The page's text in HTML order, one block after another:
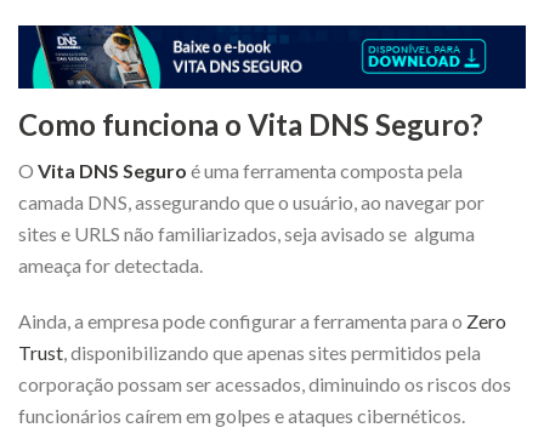
Como funciona o Vita DNS Seguro?
O Vita DNS Seguro é uma ferramenta composta pela
camada DNS, assegurando que o usuário, ao navegar por
sites e URLS não familiarizados, seja avisado se alguma
ameaça for detectada.
Ainda, a empresa pode configurar a ferramenta para o Zero
Trust , disponibilizando que apenas sites permitidos pela
corporação possam ser acessados, diminuindo os riscos dos
funcionários caírem em golpes e ataques cibernéticos.